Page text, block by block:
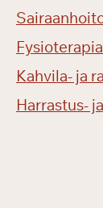
Kahvila- ja
Harrastus-